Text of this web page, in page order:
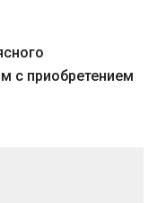
с приобретением